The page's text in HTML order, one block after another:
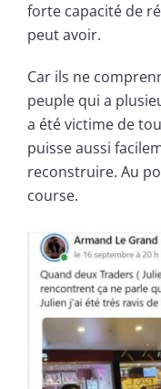
forte capacité de
peut avoir.
Car ils ne
peuple qui a
a été victime de
puisse aussi
reconstruire. Au
course.